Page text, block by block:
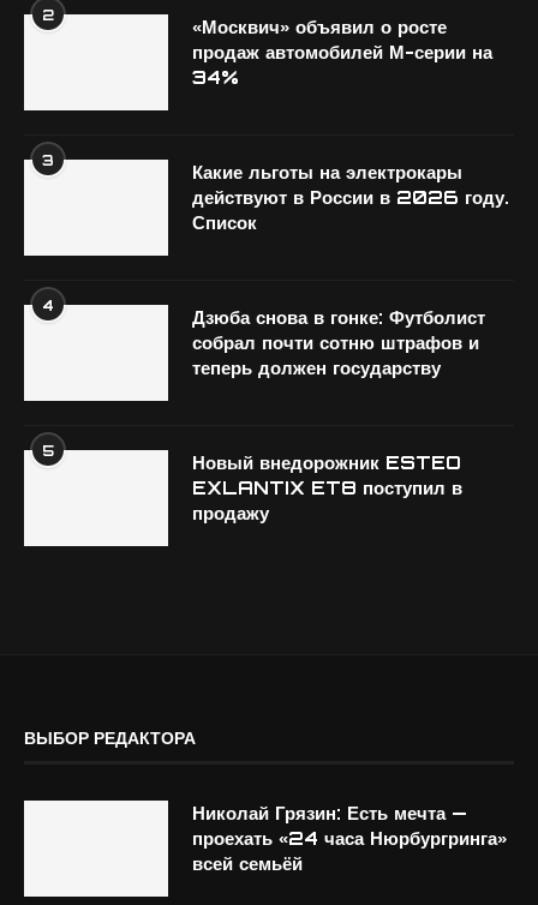
2
«Москвич» объявил о росте
продаж автомобилей М-серии на
34%
3
Какие льготы на электрокары
действуют в России в 2026 году.
Список
4
Дзюба снова в гонке: Футболист
собрал почти сотню штрафов и
теперь должен государству
5
Новый внедорожник ESTEO
EXLANTIX ET8 поступил в
продажу
ВЫБОР РЕДАКТОРА
Николай Грязин: Есть мечта —
проехать «24 часа Нюрбургринга»
всей семьёй